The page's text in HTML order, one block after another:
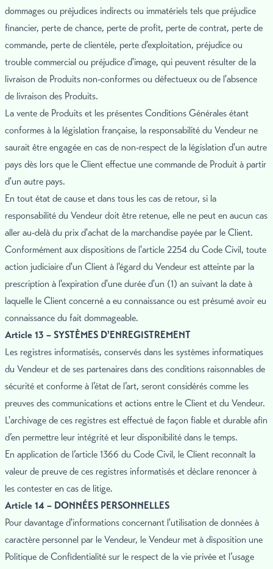
dommages ou préjudices indirects ou immatériels tels que préjudice
financier, perte de chance, perte de profit, perte de contrat, perte de
commande, perte de clientèle, perte d'exploitation, préjudice ou
trouble commercial ou préjudice d'image, qui peuvent résulter de la
livraison de Produits non-conformes ou défectueux ou de l'absence
de livraison des Produits.
La vente de Produits et les présentes Conditions Générales étant
conformes à la législation française, la responsabilité du Vendeur ne
saurait être engagée en cas de non-respect de la législation d'un autre
pays dès lors que le Client effectue une commande de Produit à partir
d'un autre pays.
En tout état de cause et dans tous les cas de retour, si la
responsabilité du Vendeur doit être retenue, elle ne peut en aucun cas
aller au-delà du prix d'achat de la marchandise payée par le Client.
Conformément aux dispositions de l'article 2254 du Code Civil, toute
action judiciaire d'un Client à l'égard du Vendeur est atteinte par la
prescription à l'expiration d'une durée d'un (1) an suivant la date à
laquelle le Client concerné a eu connaissance ou est présumé avoir eu
connaissance du fait dommageable.
Article 13 – SYSTÈMES D'ENREGISTREMENT
Les registres informatisés, conservés dans les systèmes informatiques
du Vendeur et de ses partenaires dans des conditions raisonnables de
sécurité et conforme à l’état de l’art, seront considérés comme les
preuves des communications et actions entre le Client et du Vendeur.
L'archivage de ces registres est effectué de façon fiable et durable afin
d’en permettre leur intégrité et leur disponibilité dans le temps.
En application de l’article 1366 du Code Civil, le Client reconnaît la
valeur de preuve de ces registres informatisés et déclare renoncer à
les contester en cas de litige.
Article 14 – DONNÉES PERSONNELLES
Pour davantage d'informations concernant l'utilisation de données à
caractère personnel par le Vendeur, le Vendeur met à disposition une
Politique de Confidentialité sur le respect de la vie privée et l’usage